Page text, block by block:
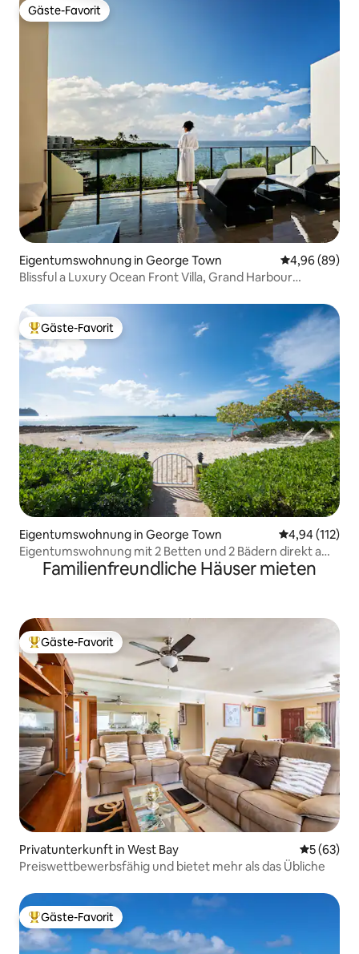
Gäste-Favorit
Gäste-Favorit
Eigentumswohnung in George Town
4,96 (89)
Blissful a Luxury Ocean Front Villa, Grand Harbour
Beliebter Gäste-Favorit.
Gäste-Favorit
Eigentumswohnung in George Town
4,94 (112)
Eigentumswohnung mit 2 Betten und 2 Bädern direkt am
Meer, Seven Mile Beach
Familienfreundliche Häuser mieten
Beliebter Gäste-Favorit.
Gäste-Favorit
Privatunterkunft in West Bay
5 (63)
Preiswettbewerbsfähig und bietet mehr als das Übliche
Beliebter Gäste-Favorit.
Gäste-Favorit